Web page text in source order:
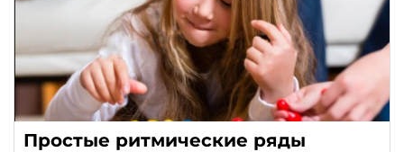
Простые ритмические ряды